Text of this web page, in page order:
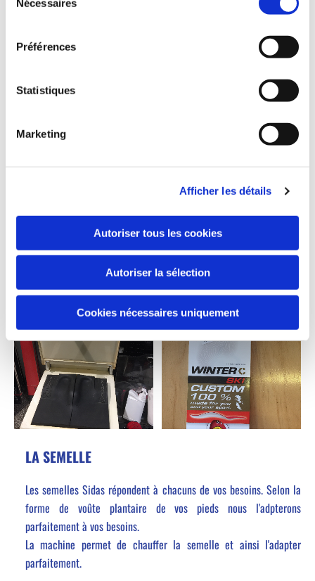
Nécessaires
Préférences
Statistiques
Marketing
Afficher les détails
Autoriser tous les cookies
Autoriser la sélection
Cookies nécessaires uniquement
LA SEMELLE
Les semelles Sidas répondent à chacuns de vos besoins. Selon la
forme de voûte plantaire de vos pieds nous l'adpterons
parfaitement à vos besoins.
La machine permet de chauffer la semelle et ainsi l'adapter
parfaitement.